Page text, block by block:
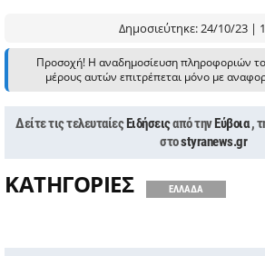
Δημοσιεύτηκε: 24/10/23 |
Προσοχή! Η αναδημοσίευση πληροφοριών
μέρους αυτών επιτρέπεται μόνο με
Δείτε τις τελευταίεςΕιδήσειςαπό τηνΕύβοια ,
στοstyranews.gr
ΚΑΤΗΓΟΡΙΕΣ ΕΛΛΑΔΑ